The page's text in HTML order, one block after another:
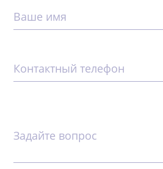
Ваше имя
Контактный телефон
Задайте вопрос